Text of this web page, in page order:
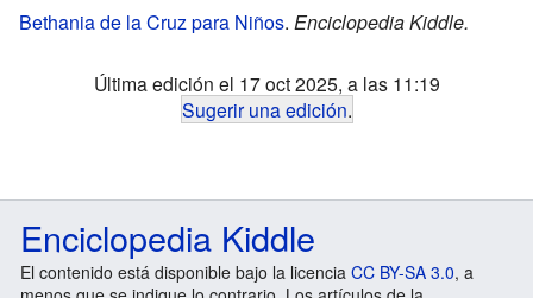
Bethania de la Cruz para Niños. Enciclopedia Kiddle.
Última edición el 17 oct 2025, a las 11:19
Sugerir una edición.
Enciclopedia Kiddle
El contenido está disponible bajo la licencia CC BY-SA 3.0, a